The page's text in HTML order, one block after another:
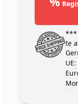
***
te
UE: